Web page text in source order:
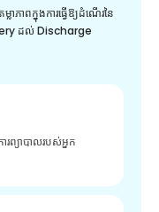
ពក្នុងការធ្វើឱ្យដំណើរនៃ
ដល់ Discharge
ព្យាបាលរបស់អ្នក